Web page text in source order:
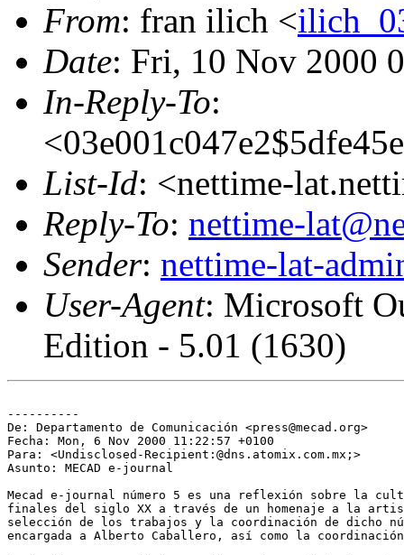
From: fran ilich <
Date: Fri, 10 Nov 2000
In-Reply-To:
List-Id: <nettime-
Reply-To: nettime-
Sender: nettime-lat-
User-Agent: Microsoft
Edition - 5.01 (1630)
----------
De: Departamento de Comunicación <press@mecad.org>
Fecha: Mon, 6 Nov 2000 11:22:57 +0100
Para: <Undisclosed-Recipient:@dns.atomix.com.mx;>
Asunto: MECAD e-journal
Mecad e-journal número 5 es una reflexión sobre la
finales del siglo XX a través de un homenaje a la
selección de los trabajos y la coordinación de dicho
encargada a Alberto Caballero, así como la